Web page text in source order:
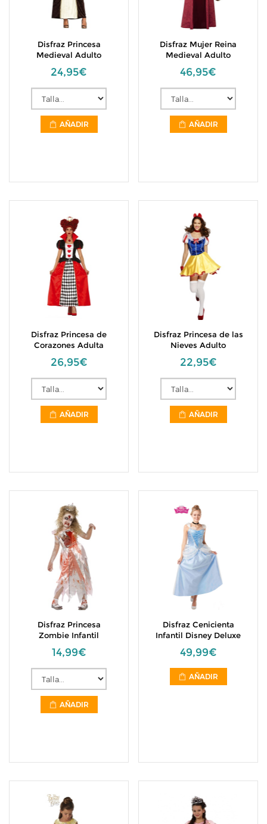
Disfraz Princesa
Medieval Adulto
24,95€
AÑADIR
Disfraz Mujer Reina
Medieval Adulto
46,95€
AÑADIR
Disfraz Princesa de
Corazones Adulta
26,95€
AÑADIR
Disfraz Princesa de las
Nieves Adulto
22,95€
AÑADIR
Disfraz Princesa
Zombie Infantil
14,99€
AÑADIR
Disfraz Cenicienta
Infantil Disney Deluxe
49,99€
AÑADIR